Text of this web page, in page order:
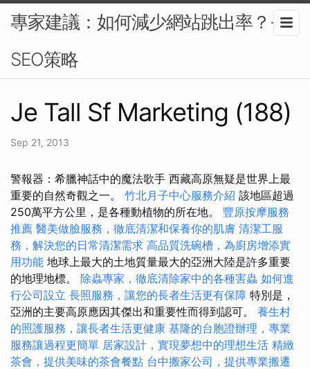
專家建議：如何減少網站跳出率？-
SEO策略
Je Tall Sf Marketing (188)
Sep 21, 2013
警報器：希臘神話中的魔法歌手 西藏高原無疑是世界上最
重要的自然奇觀之一。 竹北月子中心服務介紹 該地區超過
250萬平方公里，是各種動植物的所在地。 豐原按摩服務
推薦 醫美做臉服務，徹底清潔和保養你的肌膚 清潔工服
務，解決您的日常清潔需求 高品質洗碗槽，為廚房增添實
用功能 地球上最大的土地質量最大的亞洲大陸是許多重要
的地理地標。 除蟲專家，徹底清除家中的各種害蟲 如何進
行公司設立 長照服務，讓您的長者生活更有保障 特別是，
亞洲的主要高原應因其傑出和重要性而得到認可。 養生村
的照護服務，讓長者生活更健康 基隆的台胞證辦理，專業
服務讓過程更簡單 居家設計，實現夢想中的理想生活 精緻
茶會，提供美味的茶會餐點 台中搬家公司，提供專業搬遷